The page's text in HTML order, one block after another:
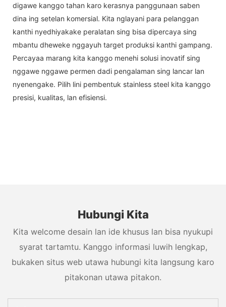
digawe kanggo tahan karo kerasnya panggunaan saben
dina ing setelan komersial. Kita nglayani para pelanggan
kanthi nyedhiyakake peralatan sing bisa dipercaya sing
mbantu dheweke nggayuh target produksi kanthi gampang.
Percayaa marang kita kanggo menehi solusi inovatif sing
nggawe nggawe permen dadi pengalaman sing lancar lan
nyenengake. Pilih lini pembentuk stainless steel kita kanggo
presisi, kualitas, lan efisiensi.
Hubungi Kita
Kita welcome desain lan ide khusus lan bisa nyukupi
syarat tartamtu. Kanggo informasi luwih lengkap,
bukaken situs web utawa hubungi kita langsung karo
pitakonan utawa pitakon.